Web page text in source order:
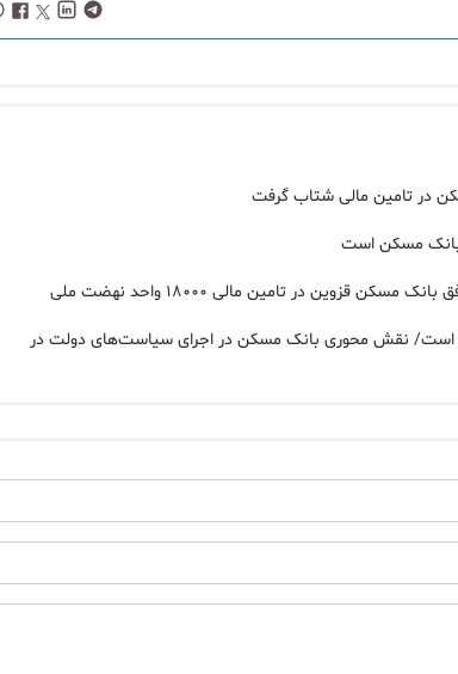
در تامین مالی شتاب گرفت
بانک مسکن است
در تامین مالی ۱۸۰۰۰ واحد نهضت ملی
مسکن است/ نقش محوری بانک مسکن در اجرای سیاست‌های دولت در